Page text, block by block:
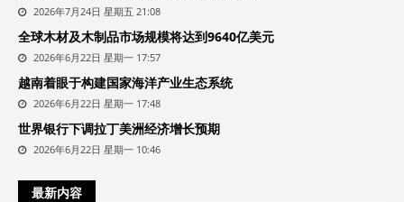
2026年7月24日 星期五 21:08
全球木材及木制品市场规模将达到9640亿美元
2026年6月22日 星期一 17:57
越南着眼于构建国家海洋产业生态系统
2026年6月22日 星期一 17:48
世界银行下调拉丁美洲经济增长预期
2026年6月22日 星期一 10:46
最新内容